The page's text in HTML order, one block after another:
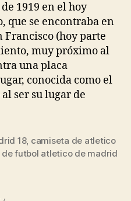
1919 en el hoy
que se encontraba en
Francisco (hoy parte
muy próximo al
una placa
conocida como el
ser su lugar de
18, camiseta de atletico
de futbol atletico de madrid